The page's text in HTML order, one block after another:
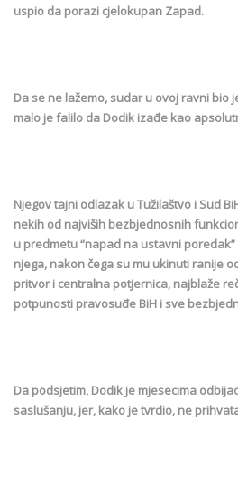
uspio da porazi cjelokupan Zapad.
Da se ne lažemo, sudar u ovoj ravni bio
malo je falilo da Dodik izađe kao
Njegov tajni odlazak u Tužilaštvo i Sud
nekih od najviših bezbjednosnih
u predmetu “napad na ustavni
njega, nakon čega su mu ukinuti ranije
pritvor i centralna potjernica, najblaže
potpunosti pravosuđe BiH i sve
Da podsjetim, Dodik je mjesecima
saslušanju, jer, kako je tvrdio, ne